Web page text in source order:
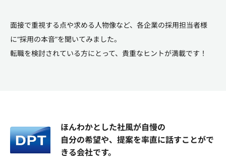
面接で重視する点や求める人物像など、各企業の採用担当者様
に“採用の本音”を聞いてみました。
転職を検討されている方にとって、貴重なヒントが満載です！
ほんわかとした社風が自慢の
自分の希望や、提案を率直に話すことがで
きる会社です。